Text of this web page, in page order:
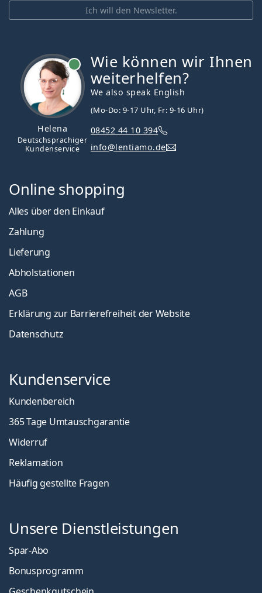
Ich will den Newsletter.
Helena
Deutschsprachiger
Kundenservice
Wie können wir Ihnen
weiterhelfen?
We also speak English
(Mo-Do: 9-17 Uhr, Fr: 9-16 Uhr)
08452 44 10 394
info@lentiamo.de
Online shopping
Alles über den Einkauf
Zahlung
Lieferung
Abholstationen
AGB
Erklärung zur Barrierefreiheit der Website
Datenschutz
Kundenservice
Kundenbereich
365 Tage Umtauschgarantie
Widerruf
Reklamation
Häufig gestellte Fragen
Unsere Dienstleistungen
Spar-Abo
Bonusprogramm